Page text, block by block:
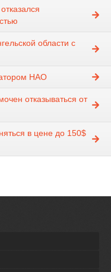
области с
НАО
отказываться от
в цене до 150$